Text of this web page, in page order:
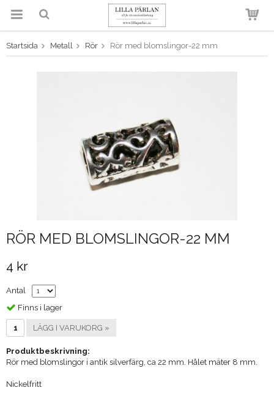
Produkten har blivit tillagd i
varukorgen
Startsida Metall Rör Rör med blomslingor-22 mm
RÖR MED BLOMSLINGOR-22 MM
4 kr
Antal
Finns i lager
LÄGG I VARUKORG »
Produktbeskrivning:
Rör med blomslingor i antik silverfärg, ca 22 mm. Hålet mäter 8 mm.
Nickelfritt